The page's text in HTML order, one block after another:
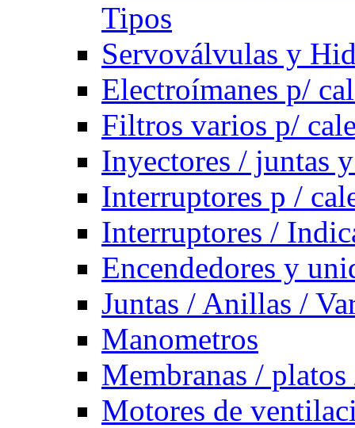
Tipos
Servoválvulas y
Electroímanes p/
Filtros varios p/
Inyectores / juntas
Interruptores p /
Interruptores /
Encendedores y
Juntas / Anillas /
Manometros
Membranas /
Motores de